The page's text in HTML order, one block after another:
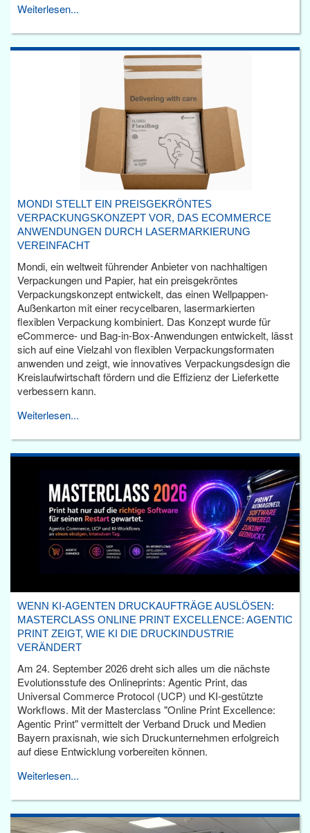
Weiterlesen...
MONDI STELLT EIN PREISGEKRÖNTES
VERPACKUNGSKONZEPT VOR, DAS ECOMMERCE
ANWENDUNGEN DURCH LASERMARKIERUNG
VEREINFACHT
Mondi, ein weltweit führender Anbieter von nachhaltigen
Verpackungen und Papier, hat ein preisgekröntes
Verpackungskonzept entwickelt, das einen Wellpappen-
Außenkarton mit einer recycelbaren, lasermarkierten
flexiblen Verpackung kombiniert. Das Konzept wurde für
eCommerce- und Bag-in-Box-Anwendungen entwickelt, lässt
sich auf eine Vielzahl von flexiblen Verpackungsformaten
anwenden und zeigt, wie innovatives Verpackungsdesign die
Kreislaufwirtschaft fördern und die Effizienz der Lieferkette
verbessern kann.
Weiterlesen...
WENN KI-AGENTEN DRUCKAUFTRÄGE AUSLÖSEN:
MASTERCLASS ONLINE PRINT EXCELLENCE: AGENTIC
PRINT ZEIGT, WIE KI DIE DRUCKINDUSTRIE
VERÄNDERT
Am 24. September 2026 dreht sich alles um die nächste
Evolutionsstufe des Onlineprints: Agentic Print, das
Universal Commerce Protocol (UCP) und KI-gestützte
Workflows. Mit der Masterclass "Online Print Excellence:
Agentic Print" vermittelt der Verband Druck und Medien
Bayern praxisnah, wie sich Druckunternehmen erfolgreich
auf diese Entwicklung vorbereiten können.
Weiterlesen...